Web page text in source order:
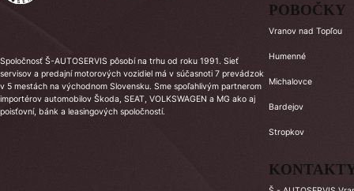
Spoločnosť Š-AUTOSERVIS pôsobí na trhu od roku 1991. Sieť
servisov a predajní motorových vozidiel má v súčasnoti 7 prevádzok
v 5 mestách na východnom Slovensku. Sme spoľahlivým partnerom
importérov automobilov Škoda, SEAT, VOLKSWAGEN a MG ako aj
poisťovní, bánk a leasingových spoločností.
POBOČKY
Vranov nad Topľou
Humenné
Michalovce
Bardejov
Stropkov